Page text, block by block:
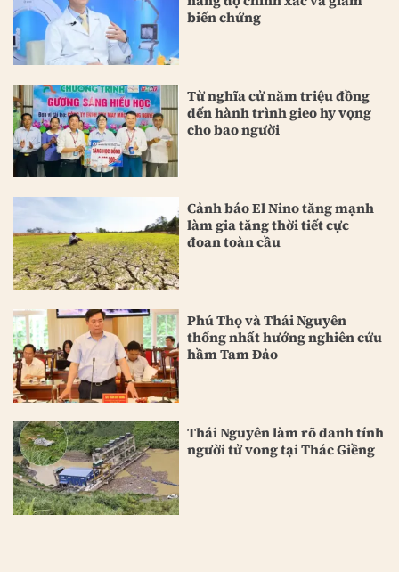
biến chứng
Từ nghĩa cử năm triệu đồng
đến hành trình gieo hy vọng
cho bao người
Cảnh báo El Nino tăng mạnh
làm gia tăng thời tiết cực
đoan toàn cầu
Phú Thọ và Thái Nguyên
thống nhất hướng nghiên cứu
hầm Tam Đảo
Thái Nguyên làm rõ danh tính
người tử vong tại Thác Giềng